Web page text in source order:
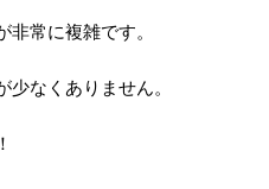
常に複雑です。
なくありません。